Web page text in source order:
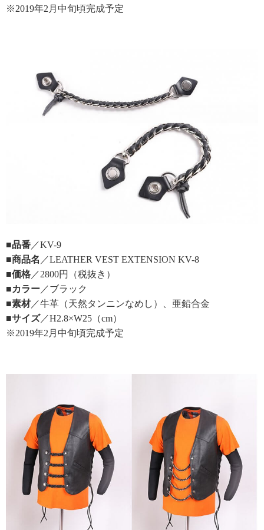
※2019年2月中旬頃完成予定
■品番 ／KV-9
■商品名 ／LEATHER VEST EXTENSION KV-8
■価格 ／2800円（税抜き）
■カラー ／ブラック
■素材／牛革（天然タンニンなめし）、亜鉛合金
■サイズ／H2.8×W25（cm）
※2019年2月中旬頃完成予定